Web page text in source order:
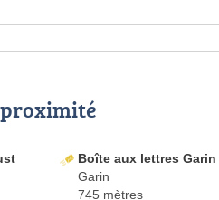
Boîte aux lettres Garin
Garin
745 mètres